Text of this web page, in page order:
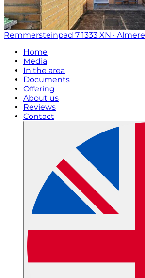
Remmersteinpad 7 1333 XN · Almere
Home
Media
In the area
Documents
Offering
About us
Reviews
Contact